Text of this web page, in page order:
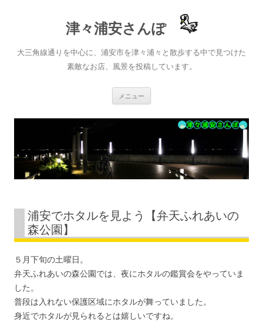
津々浦安さんぽ
大三角線通りを中心に、浦安市を津々浦々と散歩する中で見つけた
素敵なお店、風景を投稿しています。
メニュー
ン
ス
キ
ッ
プ
浦安でホタルを見よう【弁天ふれあいの
森公園】
５月下旬の土曜日。
弁天ふれあいの森公園では、夜にホタルの鑑賞会をやっていま
した。
普段は入れない保護区域にホタルが舞っていました。
身近でホタルが見られるとは嬉しいですね。